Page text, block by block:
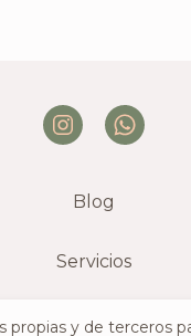
Blog
Servicios
Livianamente - Ebook
propias y de terceros